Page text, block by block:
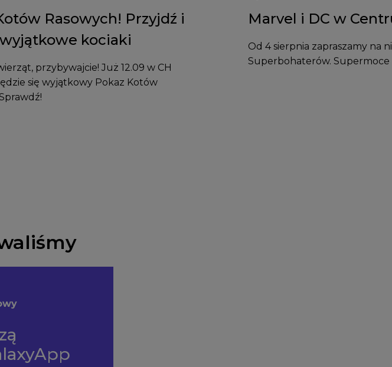
Rasowych! Przyjdź i
kociaki
przybywajcie! Już 12.09 w CH
się wyjątkowy Pokaz Kotów
Marvel i DC w
Od 4 sierpnia zapraszamy na
Superbohaterów.